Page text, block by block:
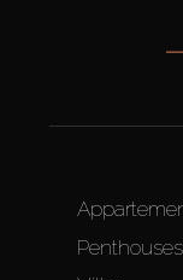
Penthouses